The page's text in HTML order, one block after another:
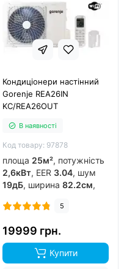
Кондиціонери настінний
Gorenje REA26IN
KC/REA26OUT
В наявності
Код товару: 97878
площа 25м², потужність
2,6кВт, EER 3.04, шум
19дБ, ширина 82.2см,
китай, інвертор
5
19999 грн.
Купити